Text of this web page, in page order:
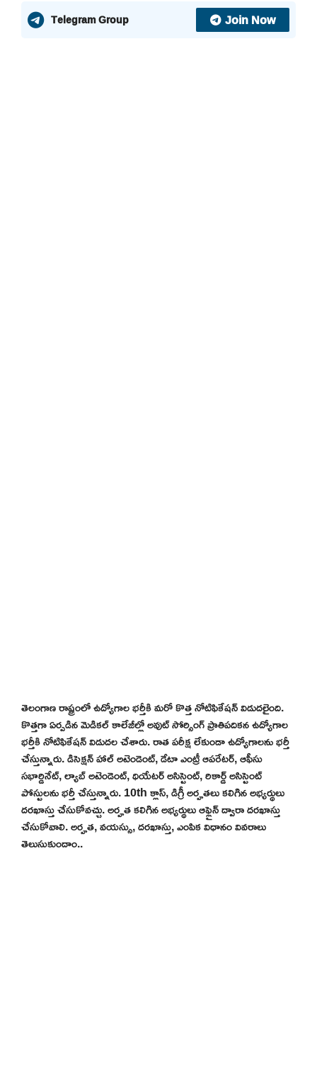
Telegram Group Join Now
తెలంగాణ రాష్ట్రంలో ఉద్యోగాల భర్తీకి మరో కొత్త నోటిఫికేషన్ విడుదలైంది.
కొత్తగా ఏర్పడిన మెడికల్ కాలేజీల్లో అవుట్ సోర్సింగ్ ప్రాతిపదికన ఉద్యోగాల
భర్తీకి నోటిఫికేషన్ విడుదల చేశారు. రాత పరీక్ష లేకుండా ఉద్యోగాలను భర్తీ
చేస్తున్నారు. డిసెక్షన్ హాల్ అటెండెంట్, డేటా ఎంట్రీ ఆపరేటర్, ఆఫీసు
సభార్డినేట్, ల్యాబ్ అటెండెంట్, థియేటర్ అసిస్టెంట్, రికార్డ్ అసిస్టెంట్
పోస్టులను భర్తీ చేస్తున్నారు. 10th క్లాస్, డిగ్రీ అర్హతలు కలిగిన అభ్యర్థులు
దరఖాస్తు చేసుకోవచ్చు. అర్హత కలిగిన అభ్యర్థులు ఆఫ్లైన్ ద్వారా దరఖాస్తు
చేసుకోవాలి. అర్హత, వయస్సు, దరఖాస్తు, ఎంపిక విధానం వివరాలు
తెలుసుకుందాం..